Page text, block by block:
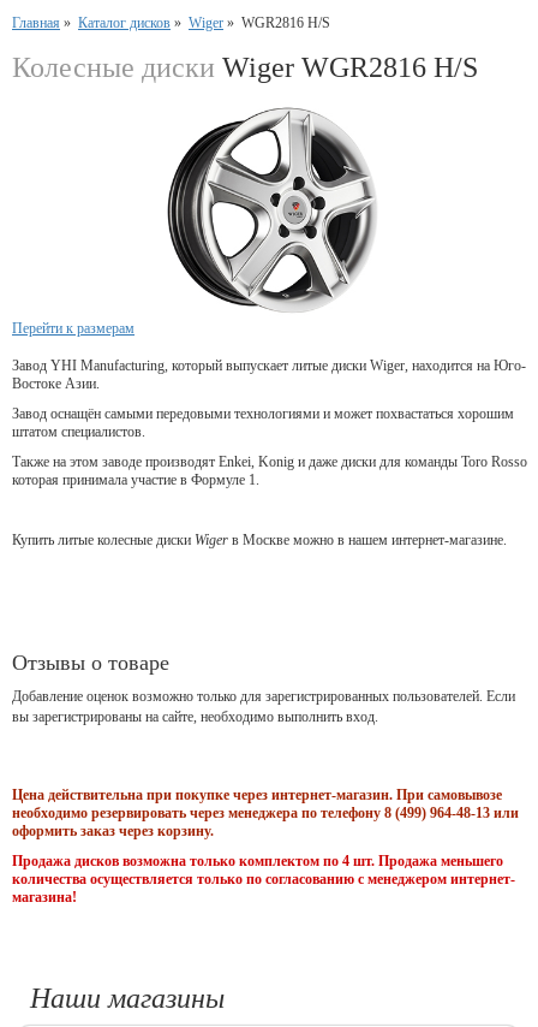
Главная » Каталог дисков » Wiger » WGR2816 H/S
Колесные диски Wiger WGR2816 H/S
Перейти к размерам
Завод YHI Manufacturing, который выпускает литые диски Wiger, находится на Юго-
Востоке Азии.
Завод оснащён самыми передовыми технологиями и может похвастаться хорошим
штатом специалистов.
Также на этом заводе производят Enkei, Konig и даже диски для команды Toro Rosso
которая принимала участие в Формуле 1.
Купить литые колесные диски Wiger в Москве можно в нашем интернет-магазине.
Отзывы о товаре
Добавление оценок возможно только для зарегистрированных пользователей. Если
вы зарегистрированы на сайте, необходимо выполнить вход.
Цена действительна при покупке через интернет-магазин. При самовывозе
необходимо резервировать через менеджера по телефону 8 (499) 964-48-13 или
оформить заказ через корзину.
Продажа дисков возможна только комплектом по 4 шт. Продажа меньшего
количества осуществляется только по согласованию с менеджером интернет-
магазина!
Наши магазины